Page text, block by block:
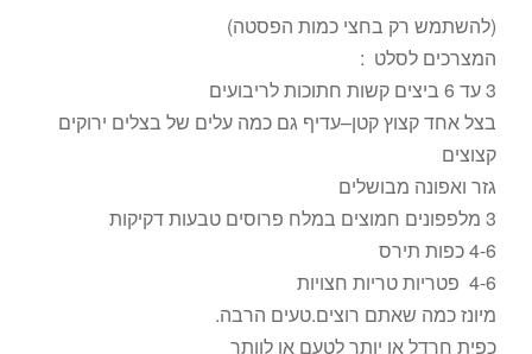
(להשתמש רק בחצי כמות הפסטה)
המצרכים לסלט :
3 עד 6 ביצים קשות חתוכות לריבועים
בצל אחד קצוץ קטן–עדיף גם כמה עלים של בצלים ירוקים
קצוצים
גזר ואפונה מבושלים
3 מלפפונים חמוצים במלח פרוסים טבעות דקיקות
4-6 כפות תירס
4-6 פטריות טריות חצויות
מיונז כמה שאתם רוצים.טעים הרבה.
כפית חרדל או יותר לטעם או לוותר